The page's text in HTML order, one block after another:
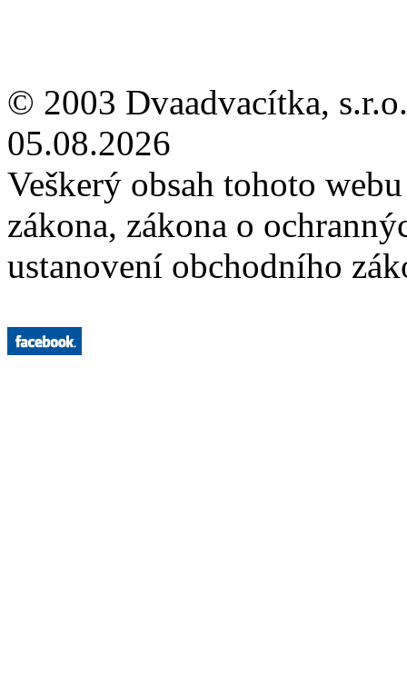
© 2003 Dvaadvacítka,
05.08.2026
Veškerý obsah tohoto
zákona, zákona o
ustanovení obchodního